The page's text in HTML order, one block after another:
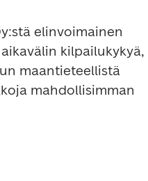
elinvoimainen
kilpailukykyä,
maantieteellistä
mahdollisimman